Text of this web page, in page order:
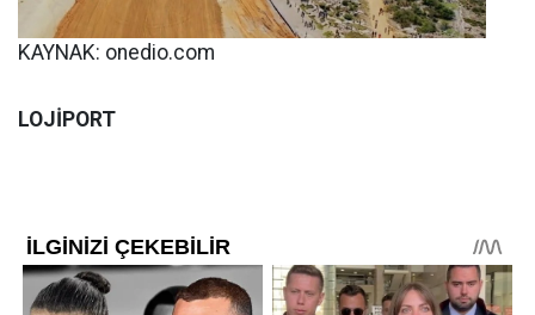
KAYNAK: onedio.com
LOJİPORT